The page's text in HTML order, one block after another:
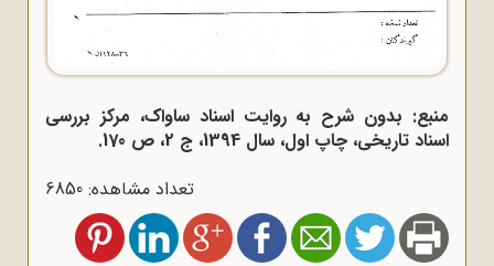
منبع: بدون شرح به روایت اسناد ساواک، مرکز بررسی
اسناد تاریخی، چاپ اول، سال 1394، ج 2، ص 170.
تعداد مشاهده: 6850